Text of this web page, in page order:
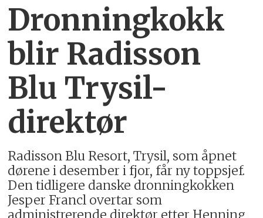
Dronningkokk
blir Radisson
Blu Trysil-
direktør
Radisson Blu Resort, Trysil, som åpnet
dørene i desember i fjor, får ny toppsjef.
Den tidligere danske dronningkokken
Jesper Francl overtar som
administrerende direktør etter Henning